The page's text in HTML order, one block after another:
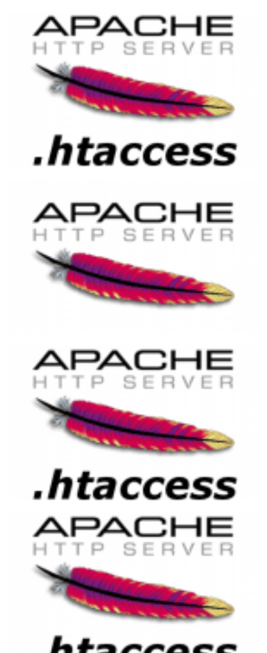
Ativando compressão de dados no
Apache utilizando .htaccess (DEFLATE e
GZip)
21 de março de 2015
execução do PHP usando o .htaccess
25 de novembro de 2014 1 min de leitura
Lista de códigos de status HTTP
25 de novembro de 2014 11 min de leitura
Redirecionamento de erros HTTP
utilizando o .htaccess (Apache)
24 de novembro de 2014 1 min de leitura